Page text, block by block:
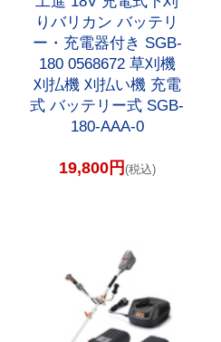
りバリカン バッテリ
ー・充電器付き SGB-
180 0568672 草刈機
刈払機 刈払い機 充電
式 バッテリー式 SGB-
180-AAA-0
19,800円 (税込)